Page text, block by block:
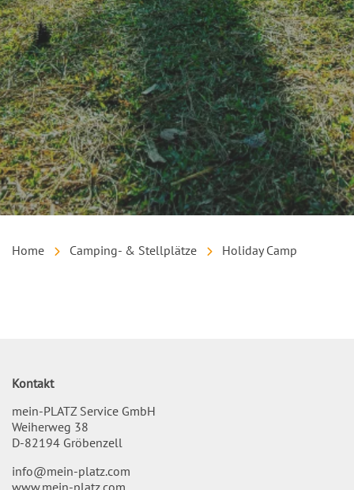
Home Camping- & Stellplätze Holiday Camp
Kontakt
mein-PLATZ Service GmbH
Weiherweg 38
D-82194 Gröbenzell
info@mein-platz.com